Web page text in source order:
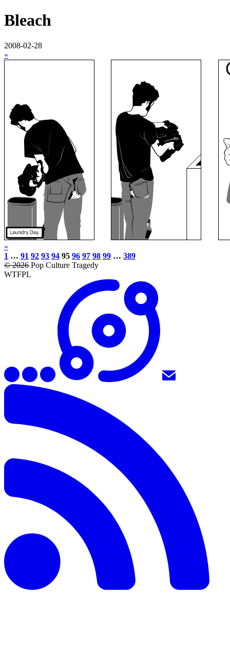
Bleach
2008-02-28
«
»
1 … 91 92 93 94 95 96 97 98 99 … 389
© 2026 Pop Culture Tragedy
WTFPL